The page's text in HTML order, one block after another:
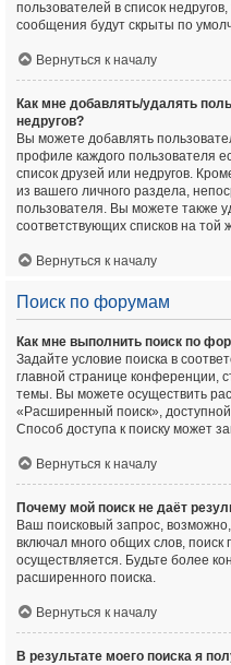
пользователей в список
сообщения будут скрыты по
Вернуться к началу
Как мне добавлять/удалять
недругов?
Вы можете добавлять
профиле каждого пользователя
список друзей или недругов.
из вашего личного раздела,
пользователя. Вы можете также
соответствующих списков на той
Вернуться к началу
Поиск по форумам
Как мне выполнить поиск по
Задайте условие поиска в
главной странице конференции,
темы. Вы можете осуществить
«Расширенный поиск»,
Способ доступа к поиску может
Вернуться к началу
Почему мой поиск не даёт
Ваш поисковый запрос,
включал много общих слов, поиск
осуществляется. Будьте более
расширенного поиска.
Вернуться к началу
В результате моего поиска я